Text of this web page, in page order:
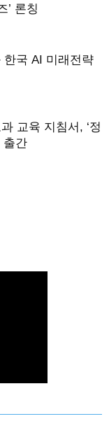
’ 론칭
한국 AI 미래전략
교육 지침서, ‘정
출간